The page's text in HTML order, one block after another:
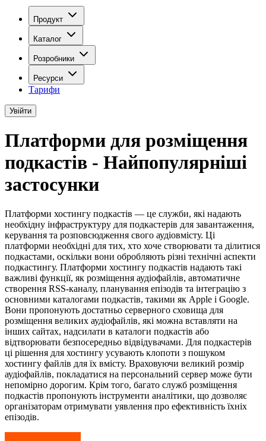
Продукт
Каталог
Розробники
Ресурси
Тарифи
Увійти
Платформи для розміщення
подкастів - Найпопулярніші
застосунки
Платформи хостингу подкастів — це служби, які надають
необхідну інфраструктуру для подкастерів для завантаження,
керування та розповсюдження свого аудіовмісту. Ці
платформи необхідні для тих, хто хоче створювати та ділитися
подкастами, оскільки вони обробляють різні технічні аспекти
подкастингу. Платформи хостингу подкастів надають такі
важливі функції, як розміщення аудіофайлів, автоматичне
створення RSS-каналу, планування епізодів та інтеграцію з
основними каталогами подкастів, такими як Apple і Google.
Вони пропонують достатньо серверного сховища для
розміщення великих аудіофайлів, які можна вставляти на
інших сайтах, надсилати в каталоги подкастів або
відтворювати безпосередньо відвідувачами. Для подкастерів
ці рішення для хостингу усувають клопоти з пошуком
хостингу файлів для їх вмісту. Враховуючи великий розмір
аудіофайлів, покладатися на персональний сервер може бути
непомірно дорогим. Крім того, багато служб розміщення
подкастів пропонують інструменти аналітики, що дозволяє
організаторам отримувати уявлення про ефективність їхніх
епізодів.